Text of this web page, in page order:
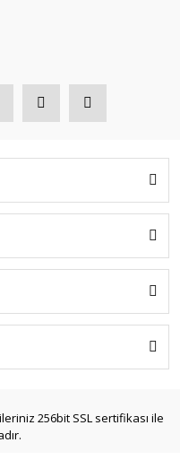
256bit SSL sertifikası ile